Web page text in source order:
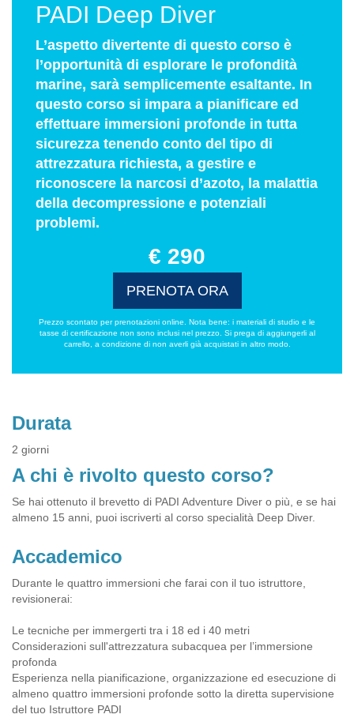
PADI Deep Diver
L’aspetto divertente di questo corso è
l’opportunità di esplorare le profondità
marine, sarà semplicemente esaltante. In
questo corso si impara a pianificare ed
effettuare immersioni profonde in tutta
sicurezza tenendo conto del tipo di
attrezzatura richiesta, a gestire e
riconoscere la narcosi d’azoto, la malattia
della decompressione e potenziali
problemi.
€ 290
PRENOTA ORA
Prezzo scontato per prenotazioni online. Nota bene: i materiali di studio e le
tasse di certificazione non sono inclusi nel prezzo. Si prega di aggiungerli al
carrello, a condizione di non averli già acquistati in altro modo.
Durata
2 giorni
A chi è rivolto questo corso?
Se hai ottenuto il brevetto di PADI Adventure Diver o più, e se hai
almeno 15 anni, puoi iscriverti al corso specialità Deep Diver.
Accademico
Durante le quattro immersioni che farai con il tuo istruttore,
revisionerai:
Le tecniche per immergerti tra i 18 ed i 40 metri
Considerazioni sull'attrezzatura subacquea per l’immersione
profonda
Esperienza nella pianificazione, organizzazione ed esecuzione di
almeno quattro immersioni profonde sotto la diretta supervisione
del tuo Istruttore PADI